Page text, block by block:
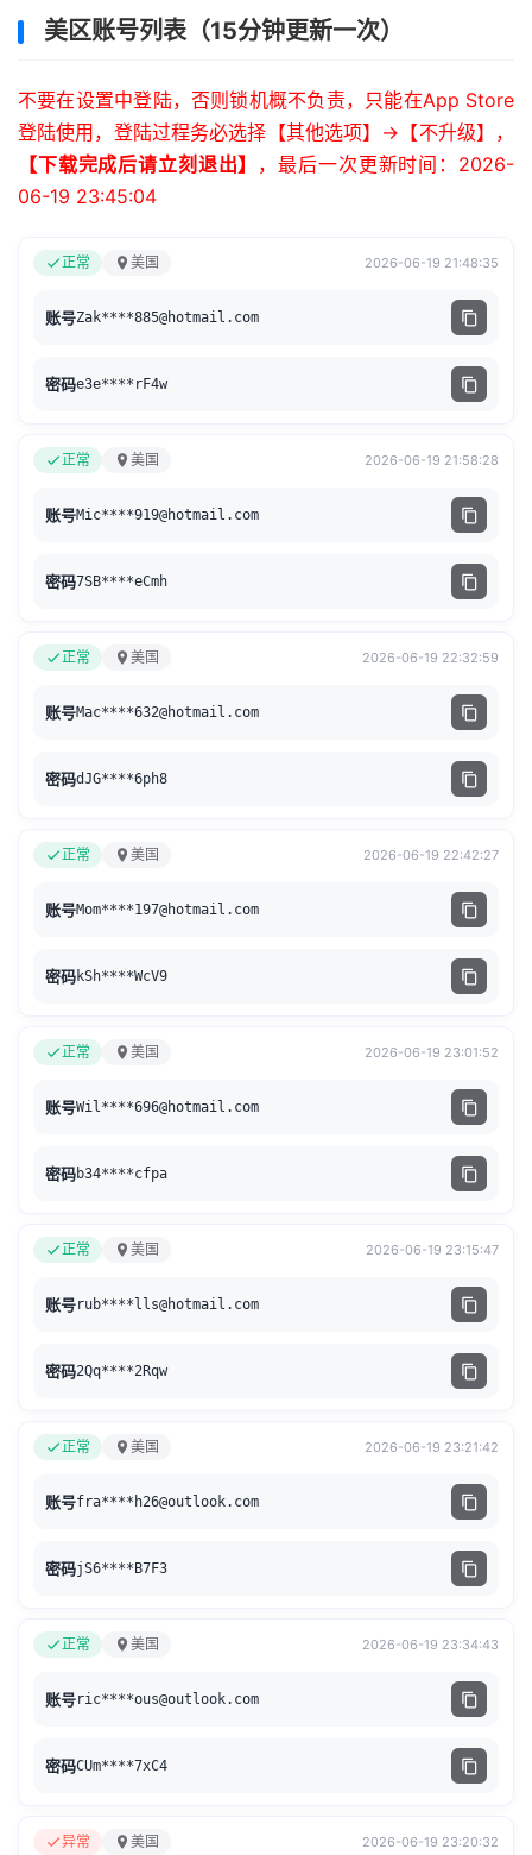
美区账号列表（15分钟更新一次）
不要在设置中登陆，否则锁机概不负责，只能在App Store
登陆使用，登陆过程务必选择【其他选项】->【不升级】，
【下载完成后请立刻退出】 ，最后一次更新时间：2026-
06-19 23:45:04
正常 美国 2026-06-19 21:48:35
账号Zak****885@hotmail.com
密码e3e****rF4w
正常 美国 2026-06-19 21:58:28
账号Mic****919@hotmail.com
密码7SB****eCmh
正常 美国 2026-06-19 22:32:59
账号Mac****632@hotmail.com
密码dJG****6ph8
正常 美国 2026-06-19 22:42:27
账号Mom****197@hotmail.com
密码kSh****WcV9
正常 美国 2026-06-19 23:01:52
账号Wil****696@hotmail.com
密码b34****cfpa
正常 美国 2026-06-19 23:15:47
账号rub**** lls@hotmail.com
密码2Qq****2Rqw
正常 美国 2026-06-19 23:21:42
账号fra**** h26@outlook.com
密码jS6****B7F3
正常 美国 2026-06-19 23:34:43
账号ric****ous@outlook.com
密码CUm****7xC4
异常 美国 2026-06-19 23:20:32